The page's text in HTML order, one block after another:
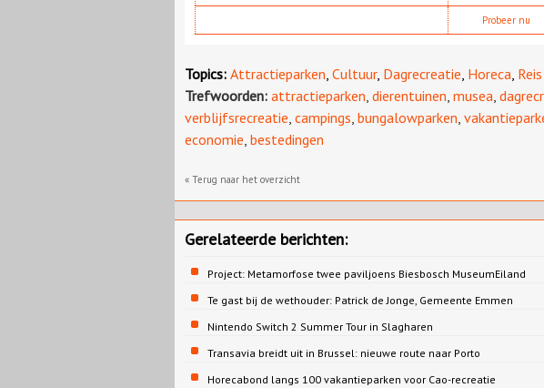
Probeer nu
Topics: Attractieparken Cultuur, Dagrecreatie Horeca
Trefwoorden: attractieparken dierentuinen musea
verblijfsrecreatie campings bungalowparken
economie bestedingen
« Terug naar het overzicht
Gerelateerde berichten:
Project: Metamorfose twee paviljoens Biesbosch MuseumEiland
Te gast bij de wethouder: Patrick de Jonge, Gemeente Emmen
Nintendo Switch 2 Summer Tour in Slagharen
Transavia breidt uit in Brussel: nieuwe route naar Porto
Horecabond langs 100 vakantieparken voor Cao-recreatie